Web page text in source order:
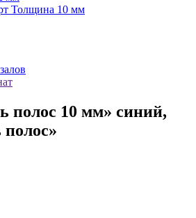
Толщина 10 мм
полос 10 мм» синий,